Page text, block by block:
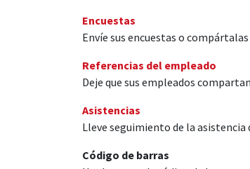
Encuestas
Envíe sus encuestas o
Referencias del empleado
Deje que sus empleados
Asistencias
Lleve seguimiento de la asistencia
Código de barras